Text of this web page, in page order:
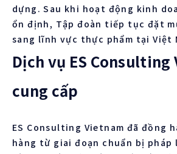
dựng. Sau khi hoạt động kinh
ổn định, Tập đoàn tiếp tục đặt
sang lĩnh vực thực phẩm tại Việt
Dịch vụ ES
cung cấp
ES Consulting Vietnam đã đồng
hàng từ giai đoạn chuẩn bị pháp